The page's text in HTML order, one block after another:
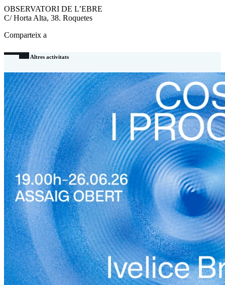
OBSERVATORI DE L’EBRE
C/ Horta Alta, 38. Roquetes
Comparteix a
Altres activitats